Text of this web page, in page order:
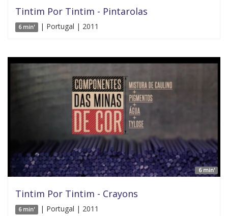
Tintim Por Tintim - Pintarolas
6 min' | Portugal | 2011
6 min'
Tintim Por Tintim - Crayons
6 min' | Portugal | 2011